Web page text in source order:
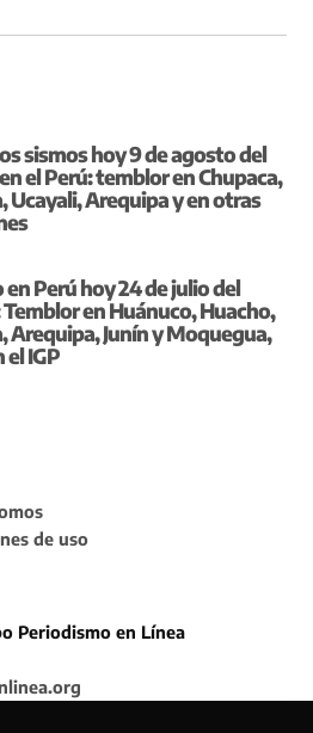
sismos hoy 9 de agosto del
el Perú: temblor en Chupaca,
Ucayali, Arequipa y en otras
en Perú hoy 24 de julio del
en Huánuco, Huacho,
Arequipa, Junín y Moquegua,
el IGP
de uso
Periodismo en Línea